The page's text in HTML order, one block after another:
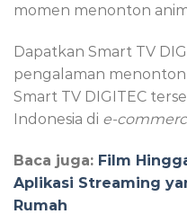
momen menonton
Dapatkan Smart TV
pengalaman
Smart TV DIGITEC
Indonesia di e-
Baca juga: Film
Aplikasi Streaming
Rumah